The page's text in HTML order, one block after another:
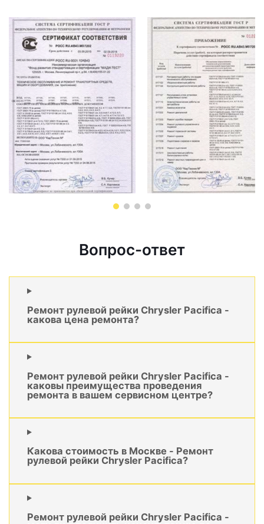
Вопрос-ответ
Ремонт рулевой рейки Chrysler Pacifica -
какова цена ремонта?
Ремонт рулевой рейки Chrysler Pacifica -
каковы преимущества проведения
ремонта в вашем сервисном центре?
Какова стоимость в Москве - Ремонт
рулевой рейки Chrysler Pacifica?
Ремонт рулевой рейки Chrysler Pacifica -